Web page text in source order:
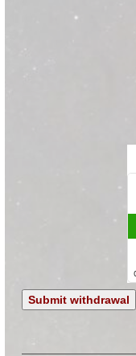
Submit withdrawal